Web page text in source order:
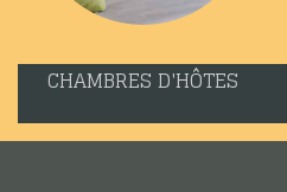
CHAMBRES D'HÔTES